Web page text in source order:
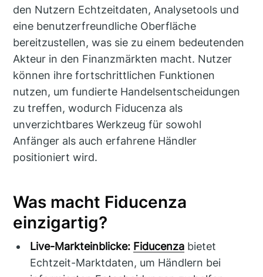
den Nutzern Echtzeitdaten, Analysetools und
eine benutzerfreundliche Oberfläche
bereitzustellen, was sie zu einem bedeutenden
Akteur in den Finanzmärkten macht. Nutzer
können ihre fortschrittlichen Funktionen
nutzen, um fundierte Handelsentscheidungen
zu treffen, wodurch Fiducenza als
unverzichtbares Werkzeug für sowohl
Anfänger als auch erfahrene Händler
positioniert wird.
Was macht Fiducenza
einzigartig?
Live-Markteinblicke: Fiducenza bietet
Echtzeit-Marktdaten, um Händlern bei